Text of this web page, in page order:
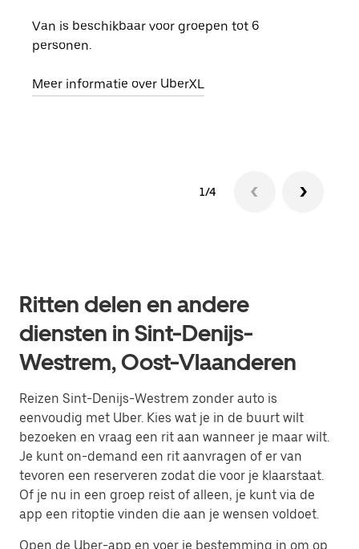
Van is beschikbaar voor groepen tot 6
personen.
Meer informatie over UberXL
1/4
Ritten delen en andere
diensten in Sint-Denijs-
Westrem, Oost-Vlaanderen
Reizen Sint-Denijs-Westrem zonder auto is
eenvoudig met Uber. Kies wat je in de buurt wilt
bezoeken en vraag een rit aan wanneer je maar wilt.
Je kunt on-demand een rit aanvragen of er van
tevoren een reserveren zodat die voor je klaarstaat.
Of je nu in een groep reist of alleen, je kunt via de
app een ritoptie vinden die aan je wensen voldoet.
Open de Uber-app en voer je bestemming in om op